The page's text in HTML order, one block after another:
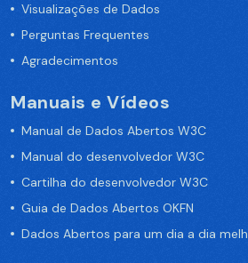
Visualizações de Dados
Perguntas Frequentes
Agradecimentos
Manuais e Vídeos
Manual de Dados Abertos W3C
Manual do desenvolvedor W3C
Cartilha do desenvolvedor W3C
Guia de Dados Abertos OKFN
Dados Abertos para um dia a dia